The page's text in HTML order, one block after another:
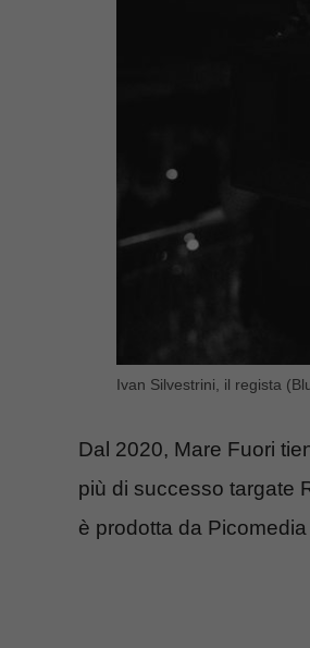
Ivan Silvestrini, il regista
Dal 2020, Mare Fuori
più di successo targate
è prodotta da